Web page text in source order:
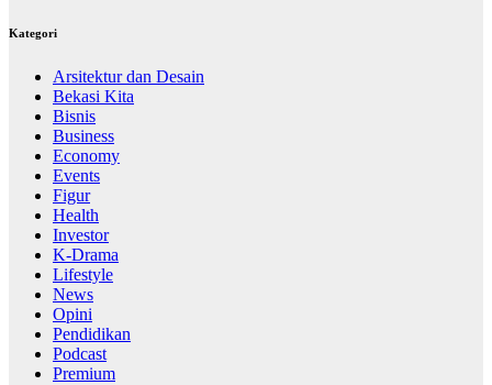
Kategori
Arsitektur dan Desain
Bekasi Kita
Bisnis
Business
Economy
Events
Figur
Health
Investor
K-Drama
Lifestyle
News
Opini
Pendidikan
Podcast
Premium